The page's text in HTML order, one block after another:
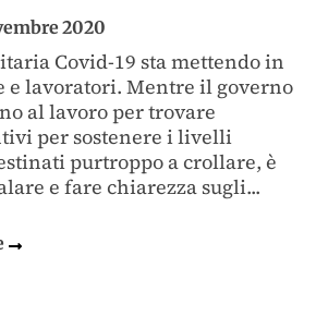
2020
Covid-19 sta mettendo in
e lavoratori. Mentre il governo
al lavoro per trovare
per sostenere i livelli
purtroppo a crollare, è
e fare chiarezza sugli...